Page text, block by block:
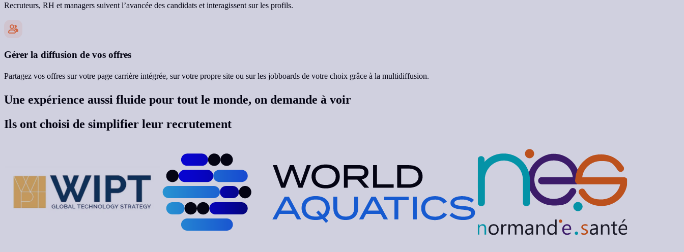
Recruteurs, RH et managers suivent l’avancée des candidats et interagissent sur les profils.
Gérer la diffusion de vos offres
Partagez vos offres sur votre page carrière intégrée, sur votre propre site ou sur les jobboards de votre choix grâce à la multidiffusion.
Une expérience aussi fluide pour tout le monde, on demande à voir
Ils ont choisi de simplifier leur recrutement